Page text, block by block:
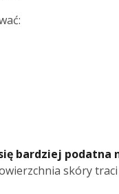
bardziej podatna
skóry